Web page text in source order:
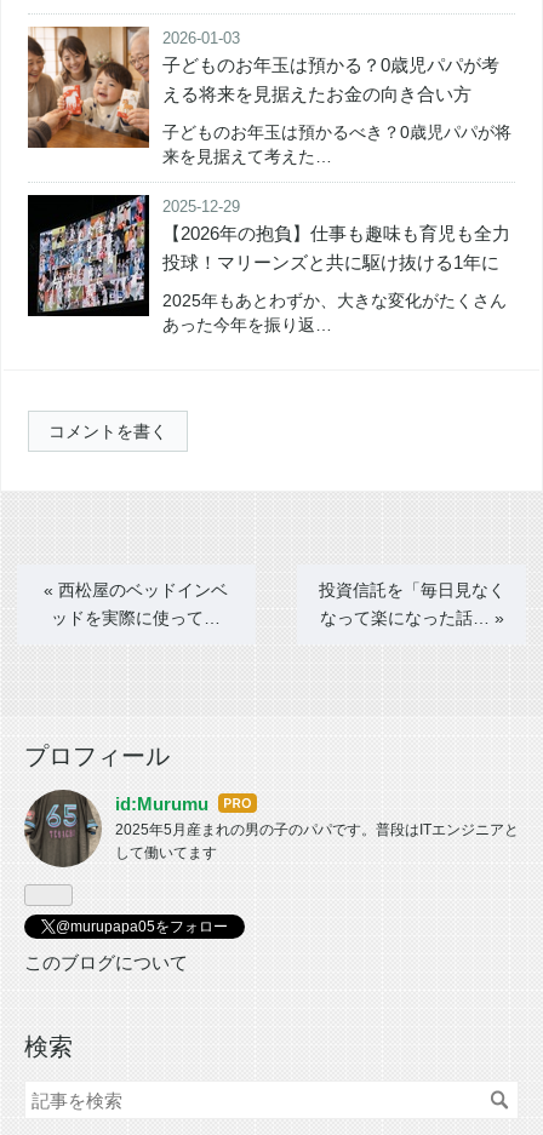
2026-01-03
子どものお年玉は預かる？0歳児パパが考
える将来を見据えたお金の向き合い方
子どものお年玉は預かるべき？0歳児パパが将
来を見据えて考えた…
2025-12-29
【2026年の抱負】仕事も趣味も育児も全力
投球！マリーンズと共に駆け抜ける1年に
2025年もあとわずか、大きな変化がたくさん
あった今年を振り返…
コメントを書く
«西松屋のベッドインベ
ッドを実際に使って…
投資信託を「毎日見なく
なって楽になった話… »
プロフィール
id:Murumu はて
なブ
2025年5月産まれの男の子のパパです。普段はITエンジニアと
して働いてます
@murupapa05をフォロー
このブログについて
検索